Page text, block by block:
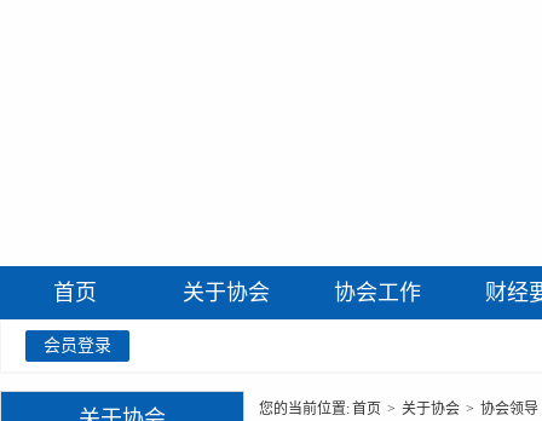
首页 关于协会 协会工作 财经
会员登录
您的当前位置:首页 > 关于协会 > 协会领导